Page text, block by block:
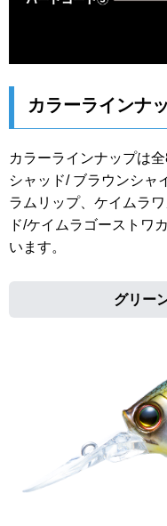
カラーラインナ
カラーラインナップは
シャッド/ ブラウンシャ
ラムリップ、ケイムラ
ド/ケイムラゴーストワ
います。
グリー